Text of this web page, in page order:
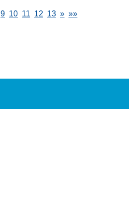
9 10 11 12 13 » »»